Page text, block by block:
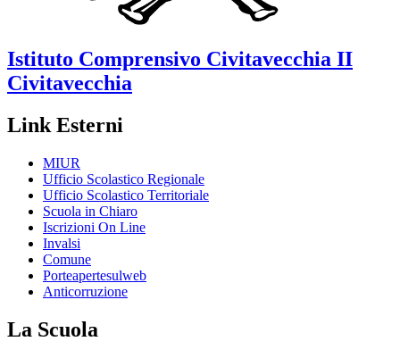
Istituto Comprensivo Civitavecchia II
Civitavecchia
Link Esterni
MIUR
Ufficio Scolastico Regionale
Ufficio Scolastico Territoriale
Scuola in Chiaro
Iscrizioni On Line
Invalsi
Comune
Porteapertesulweb
Anticorruzione
La Scuola